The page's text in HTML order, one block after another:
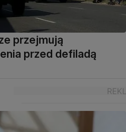
przejmują
przed defiladą